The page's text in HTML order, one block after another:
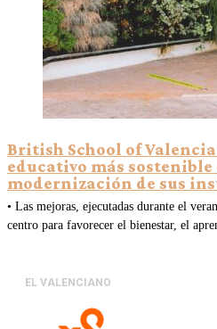
British School of
educativo más sostenible
modernización de sus
• Las mejoras, ejecutadas durante el
centro para favorecer el bienestar, el
EL VALENCIANO